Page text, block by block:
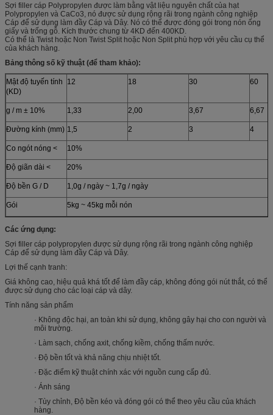
Sợi filler cáp Polypropylen được làm bằng vật liệu nguyên chất của hạt
Polypropylen và CaCo3, nó được sử dụng rộng rãi trong ngành công nghiệp
Cáp để sử dụng làm đầy Cáp và Dây. Nó có thể được đóng gói trong nón ống
giấy và trống gỗ. Kích thước chung từ 4KD đến 400KD.
Có thể là Twist hoặc Non Twist Split hoặc Non Split phù hợp với yêu cầu cụ thể
của khách hàng.
Bảng thông số kỹ thuật (để tham khảo):
Mật độ tuyến tính
(KD)
12 18 30 60
g / m ± 10% 1,33 2,00 3,67 6,67
Đường kính (mm) 1,5 2 3 4
Co ngót nóng < 10%
Độ giãn dài < 20%
Độ bền G / D 1,0g / ngày ~ 1,7g / ngày
Gói 5kg ~ 45kg mỗi nón
Các ứng dụng:
Sợi filler cáp polypropylen được sử dụng rộng rãi trong ngành công nghiệp
Cáp để sử dụng làm đầy Cáp và Dây.
Lợi thế cạnh tranh:
Giá không cao, hiệu quả khá tốt để làm đầy cáp, không đóng gói nút thắt, có thể
được sử dụng cho các loại cáp và dây.
Tính năng sản phẩm
· Không độc hại, an toàn khi sử dụng, không gây hại cho con người và
môi trường.
· Làm sạch, chống axit, chống kiềm, chống thấm nước.
· Độ bền tốt và khả năng chịu nhiệt tốt.
· Đặc điểm kỹ thuật chính xác với nguồn cung cấp đủ.
· Ánh sáng
· Tùy chỉnh, Độ bền kéo và đóng gói có thể theo yêu cầu của khách
hàng.